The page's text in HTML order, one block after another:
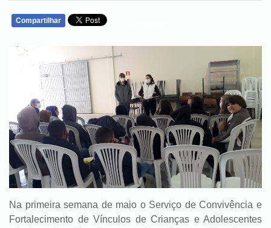
Compartilhar
Na primeira semana de maio o Serviço de Convivência e
Fortalecimento de Vínculos de Crianças e Adolescentes